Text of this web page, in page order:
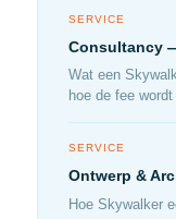
SERVICE
Consultancy
Wat een
hoe de fee
SERVICE
Ontwerp &
Hoe Skywalker